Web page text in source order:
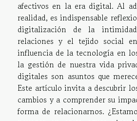
afectivos en la era digital. Al
realidad, es indispensable
digitalización de la
relaciones y el tejido social
influencia de la tecnología en
la gestión de nuestra vida
digitales son asuntos que
Este artículo invita a descubrir
cambios y a comprender su
forma de relacionarnos.